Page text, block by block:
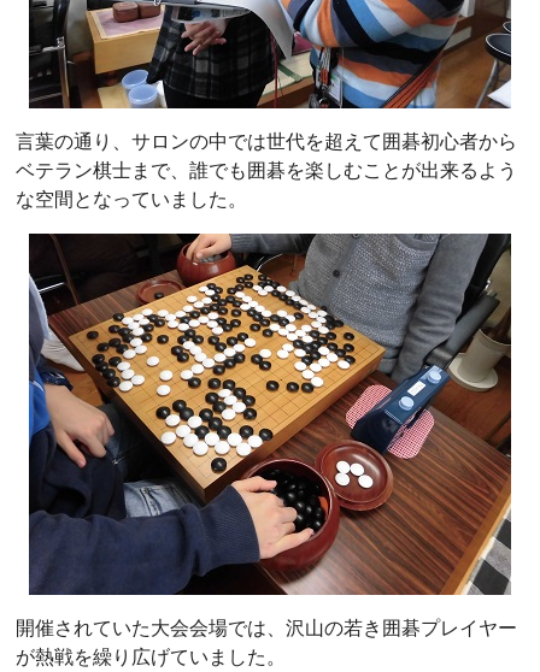
言葉の通り、サロンの中では世代を超えて囲碁初心者から
ベテラン棋士まで、誰でも囲碁を楽しむことが出来るよう
な空間となっていました。
開催されていた大会会場では、沢山の若き囲碁プレイヤー
が熱戦を繰り広げていました。